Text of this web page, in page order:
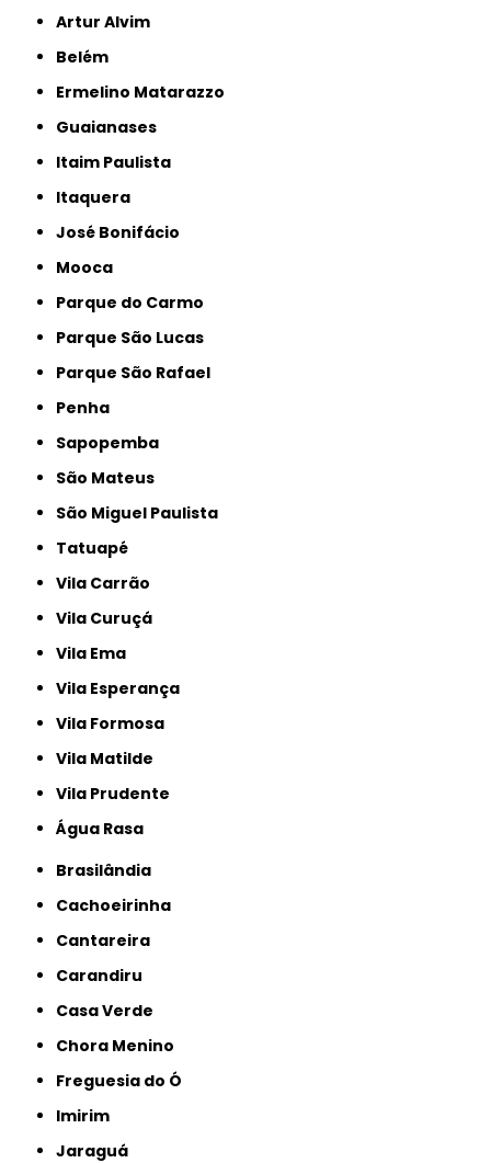
Artur Alvim
Belém
Ermelino Matarazzo
Guaianases
Itaim Paulista
Itaquera
José Bonifácio
Mooca
Parque do Carmo
Parque São Lucas
Parque São Rafael
Penha
Sapopemba
São Mateus
São Miguel Paulista
Tatuapé
Vila Carrão
Vila Curuçá
Vila Ema
Vila Esperança
Vila Formosa
Vila Matilde
Vila Prudente
Água Rasa
Brasilândia
Cachoeirinha
Cantareira
Carandiru
Casa Verde
Chora Menino
Freguesia do Ó
Imirim
Jaraguá